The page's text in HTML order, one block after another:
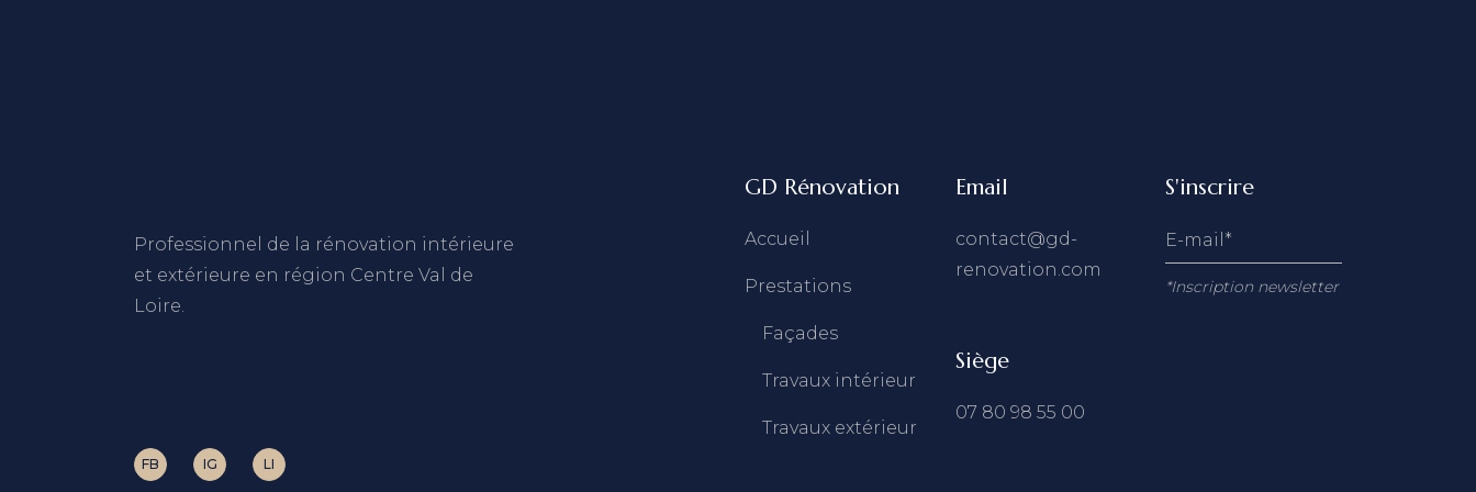
Professionnel de la rénovation intérieure
et extérieure en région Centre Val de
Loire.
FB IG LI
GD Rénovation
Accueil
Prestations
Façades
Travaux intérieur
Travaux extérieur
Email
contact@gd-
renovation.com
Siège
07 80 98 55 00
S'inscrire
*Inscription newsletter